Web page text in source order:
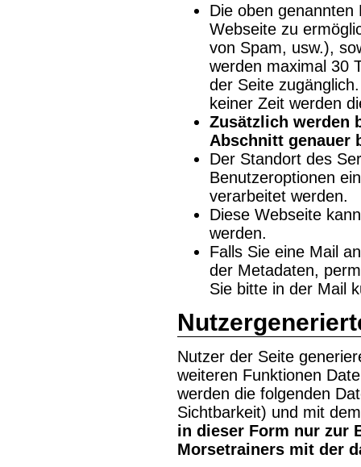
Die oben
Webseite zu
von Spam, usw.),
werden maximal 30
der Seite
keiner Zeit werden
Zusätzlich werden
Abschnitt genauer
Der Standort des
Benutzeroptionen
verarbeitet werden.
Diese Webseite
werden.
Falls Sie eine Mail
der Metadaten,
Sie bitte in der Mail
Nutzer der Seite
weiteren Funktionen
werden die folgenden
Sichtbarkeit) und mit
in dieser Form nur zur
Morsetrainers mit der